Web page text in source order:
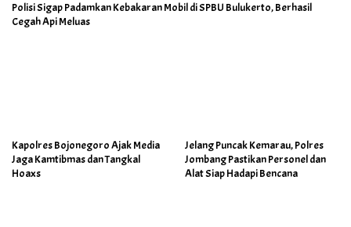
Polisi Sigap Padamkan Kebakaran Mobil di SPBU Bulukerto, Berhasil
Cegah Api Meluas
Kapolres Bojonegoro Ajak Media
Jaga Kamtibmas dan Tangkal
Hoaxs
Jelang Puncak Kemarau, Polres
Jombang Pastikan Personel dan
Alat Siap Hadapi Bencana